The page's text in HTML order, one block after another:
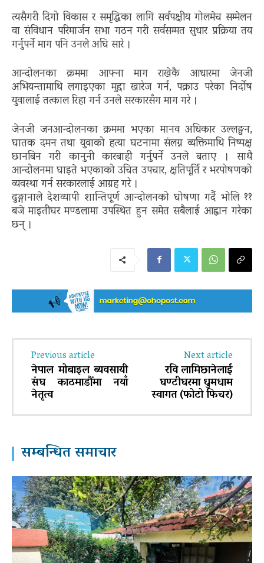
त्यसैगरी दिगो विकास र समृद्धिका लागि सर्वपक्षीय गोलमेच सम्मेलन
वा संविधान परिमार्जन सभा गठन गरी सर्वसम्मत सुधार प्रक्रिया तय
गर्नुपर्ने माग पनि उनले अघि सारे ।
आन्दोलनका क्रममा आफ्ना माग राखेकै आधारमा जेनजी
अभियन्तामाथि लगाइएका मुद्दा खारेज गर्न, पक्राउ परेका निर्दोष
युवालाई तत्काल रिहा गर्न उनले सरकारसँग माग गरे ।
जेनजी जनआन्दोलनका क्रममा भएका मानव अधिकार उल्लङ्घन,
घातक दमन तथा युवाको हत्या घटनामा संलग्न व्यक्तिमाथि निष्पक्ष
छानबिन गरी कानुनी कारबाही गर्नुपर्ने उनले बताए । साथै
आन्दोलनमा घाइते भएकाको उचित उपचार, क्षतिपूर्ति र भरपोषणको
व्यवस्था गर्न सरकारलाई आग्रह गरे ।
ढुङ्गानाले देशव्यापी शान्तिपूर्ण आन्दोलनको घोषणा गर्दै भोलि ११
बजे माइतीघर मण्डलामा उपस्थित हुन समेत सबैलाई आह्वान गरेका
छन् ।
Previous article
नेपाल मोबाइल ब्यवसायी
संघ काठमाडौंमा नयाँ
नेतृत्व
Next article
रवि लामिछानेलाई
घण्टीघरमा धुमधाम
स्वागत (फोटो फिचर)
सम्बन्धित समाचार